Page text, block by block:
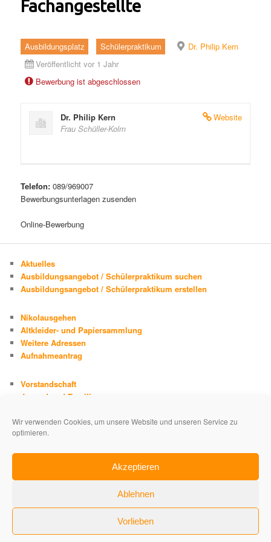
Wir verwenden Cookies, um unsere Website und unseren Service zu
optimieren.
Akzeptieren
Ablehnen
Vorlieben
Fachangestellte
Ausbildungsplatz Schülerpraktikum
Dr. Philip Kern
Veröffentlicht vor 1 Jahr
Bewerbung ist abgeschlossen
Website
Dr. Philip Kern
Frau Schüller-Kolm
Telefon: 089/969007
Bewerbungsunterlagen zusenden
Online-Bewerbung
Aktuelles
Ausbildungsangebot / Schülerpraktikum suchen
Ausbildungsangebot / Schülerpraktikum erstellen
Nikolausgehen
Altkleider- und Papiersammlung
Weitere Adressen
Aufnahmeantrag
Vorstandschaft
Jugend und Familie
Adolph Kolping
Impressum